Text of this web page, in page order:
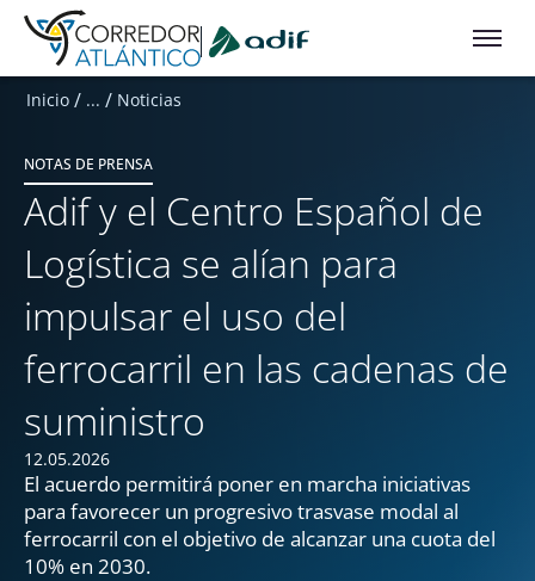
Ir a contenido principal
Inicio / ... / Noticias
NOTAS DE PRENSA
Adif y el Centro Español de
Logística se alían para
impulsar el uso del
ferrocarril en las cadenas de
suministro
12.05.2026
El acuerdo permitirá poner en marcha iniciativas
para favorecer un progresivo trasvase modal al
ferrocarril con el objetivo de alcanzar una cuota del
10% en 2030.